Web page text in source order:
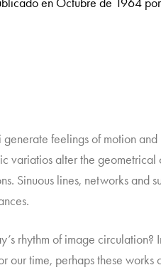
feelings of motion
variatios alter the
Sinuous lines, networks and
rhythm of image circulation?
our time, perhaps these works